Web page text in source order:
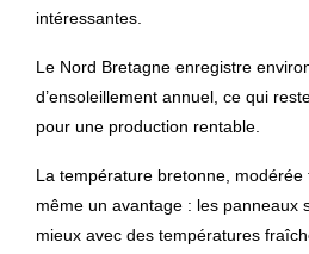
intéressantes.
Le Nord Bretagne enregistre
d’ensoleillement annuel, ce qui
pour une production rentable.
La température bretonne, modérée
même un avantage : les panneaux
mieux avec des températures